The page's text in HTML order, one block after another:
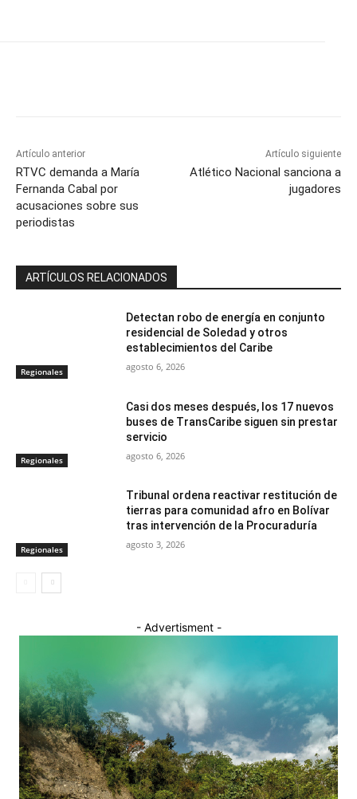
Artículo anterior
RTVC demanda a María
Fernanda Cabal por
acusaciones sobre sus
periodistas
Artículo siguiente
Atlético Nacional sanciona a
jugadores
ARTÍCULOS RELACIONADOS
Regionales
Detectan robo de energía en conjunto
residencial de Soledad y otros
establecimientos del Caribe
agosto 6, 2026
Regionales
Casi dos meses después, los 17 nuevos
buses de TransCaribe siguen sin prestar
servicio
agosto 6, 2026
Regionales
Tribunal ordena reactivar restitución de
tierras para comunidad afro en Bolívar
tras intervención de la Procuraduría
agosto 3, 2026
- Advertisment -